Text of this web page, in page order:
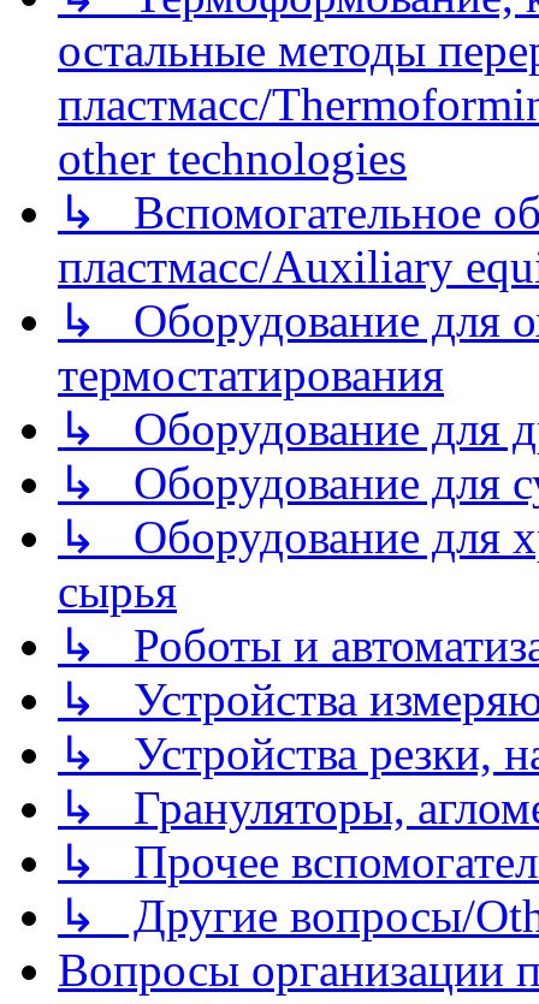
остальные методы
пластмасс/
other technologies
↳ Вспомогательное
пластмасс/Auxiliary
↳ Оборудование для
термостатирования
↳ Оборудование для
↳ Оборудование для
↳ Оборудование для
сырья
↳ Роботы и
↳ Устройства
↳ Устройства резки,
↳ Грануляторы,
↳ Прочее
↳ Другие вопросы/
Вопросы организации